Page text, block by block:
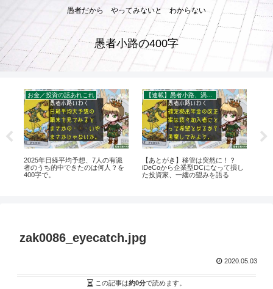
愚者だから やってみないと わからない
愚者小路の400字
お金／投資の話あれこれ
2025年日経平均予想、7人の有識
者のうち的中できたのは何人？を
400字で。
【あとがき】移管は突然に！？
iDeCoから企業型DCになって損し
た投資家、一縷の望みを語る
zak0086_eyecatch.jpg
2020.05.03
この記事は約0分で読めます。